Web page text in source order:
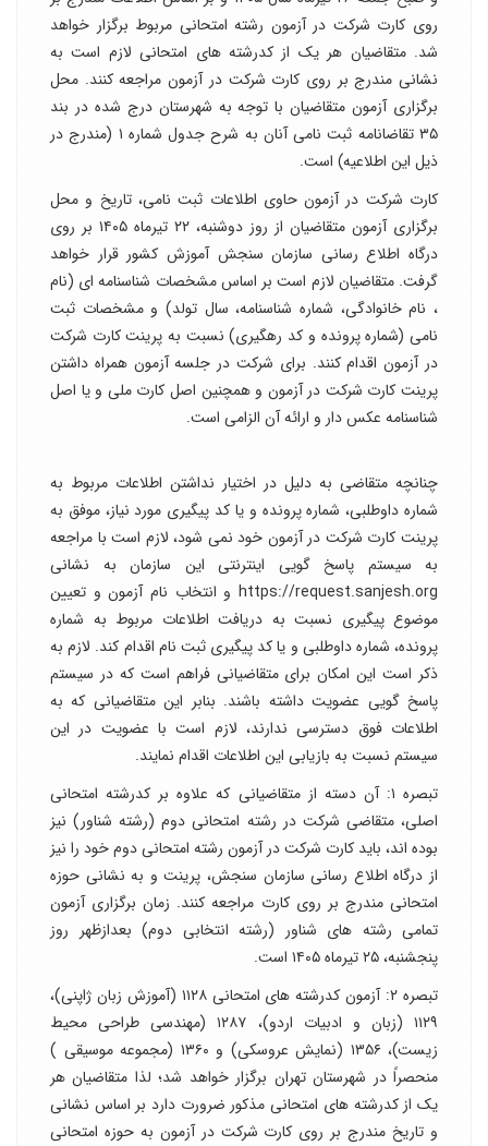
روی کارت شرکت در آزمون رشته امتحانی مربوط برگزار خواهد
شد. متقاضیان هر یک از کدرشته های امتحانی لازم است به
نشانی مندرج بر روی کارت شرکت در آزمون مراجعه کنند. محل
برگزاری آزمون متقاضیان با توجه به شهرستان درج شده در بند
۳۵ تقاضانامه ثبت نامی آنان به شرح جدول شماره ۱ (مندرج در
ذیل این اطلاعیه) است.
کارت شرکت در آزمون حاوی اطلاعات ثبت نامی، تاریخ و محل
برگزاری آزمون متقاضیان از روز دوشنبه، ۲۲ تیرماه ۱۴۰۵ بر روی
درگاه اطلاع رسانی سازمان سنجش آموزش کشور قرار خواهد
گرفت. متقاضیان لازم است بر اساس مشخصات شناسنامه ای (نام
، نام خانوادگی، شماره شناسنامه، سال تولد) و مشخصات ثبت
نامی (شماره پرونده و کد رهگیری) نسبت به پرینت کارت شرکت
در آزمون اقدام کنند. برای شرکت در جلسه آزمون همراه داشتن
پرینت کارت شرکت در آزمون و همچنین اصل کارت ملی و یا اصل
شناسنامه عکس دار و ارائه آن الزامی است.
چنانچه متقاضی به دلیل در اختیار نداشتن اطلاعات مربوط به
شماره داوطلبی، شماره پرونده و یا کد پیگیری مورد نیاز، موفق به
پرینت کارت شرکت در آزمون خود نمی شود، لازم است با مراجعه
به سیستم پاسخ گویی اینترنتی این سازمان به نشانی
https://request.sanjesh.org و انتخاب نام آزمون و تعیین
موضوع پیگیری نسبت به دریافت اطلاعات مربوط به شماره
پرونده، شماره داوطلبی و یا کد پیگیری ثبت نام اقدام کند. لازم به
ذکر است این امکان برای متقاضیانی فراهم است که در سیستم
پاسخ گویی عضویت داشته باشند. بنابر این متقاضیانی که به
اطلاعات فوق دسترسی ندارند، لازم است با عضویت در این
سیستم نسبت به بازیابی این اطلاعات اقدام نمایند.
تبصره ۱: آن دسته از متقاضیانی که علاوه بر کدرشته امتحانی
اصلی، متقاضی شرکت در رشته امتحانی دوم (رشته شناور) نیز
بوده اند، باید کارت شرکت در آزمون رشته امتحانی دوم خود را نیز
از درگاه اطلاع رسانی سازمان سنجش، پرینت و به نشانی حوزه
امتحانی مندرج بر روی کارت مراجعه کنند. زمان برگزاری آزمون
تمامی رشته های شناور (رشته انتخابی دوم) بعدازظهر روز
پنجشنبه، ۲۵ تیرماه ۱۴۰۵ است.
تبصره ۲: آزمون کدرشته های امتحانی ۱۱۲۸ (آموزش زبان ژاپنی)،
۱۱۲۹ (زبان و ادبیات اردو)، ۱۲۸۷ (مهندسی طراحی محیط
زیست)، ۱۳۵۶ (نمایش عروسکی) و ۱۳۶۰ (مجموعه موسیقی )
منحصراً در شهرستان تهران برگزار خواهد شد؛ لذا متقاضیان هر
یک از کدرشته های امتحانی مذکور ضرورت دارد بر اساس نشانی
و تاریخ مندرج بر روی کارت شرکت در آزمون به حوزه امتحانی